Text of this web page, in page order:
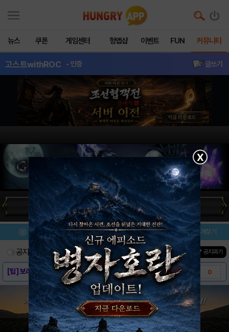
뉴스 쿠폰 게임센터 헝앱샵 이벤트 FUN 커뮤니티
고스트withROC - 인증 글쓰기
캐릭터DB 뽑기시뮬레이터
메뉴 이벤트/미션 설치/평가 즐겨찾기
공지사항 진행중인 이벤트 ▼ 공지펴기
[팁] 보라셋탬 맞추면서 경치와 돈을 빠르게 .. 0
[팁] 고스트 초반~40까지 시원하게 가보자!
[다운로드링크] - 고스트 for Kakao
[스크린샷] - 고스트 for Kakao
X